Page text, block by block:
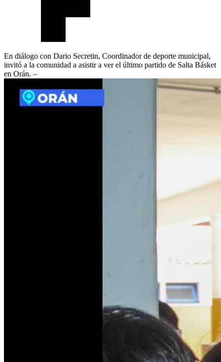
En diálogo con Dario Secretin, Coordinador de deporte municipal,
invitó a la comunidad a asistir a ver el último partido de Salta Básket
en Orán. –